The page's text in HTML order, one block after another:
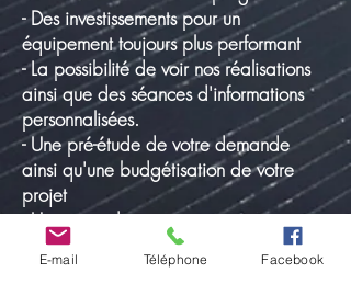
- Des investissements pour un
équipement toujours plus performant
- La possibilité de voir nos réalisations
ainsi que des séances d'informations
personnalisées.
- Une pré-étude de votre demande
ainsi qu'une budgétisation de votre
projet
- Une prise de contact sur site ou en
vidéoconférence
afin de connaître votre
projet
E-mail Téléphone Facebook